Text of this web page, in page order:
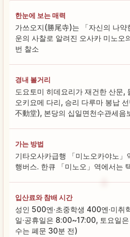
한눈에 보는 매력
가쓰오지(勝尾寺)는 「자신의 나약
운의 사찰로 알려진 오사카 미노오
번 찰소
경내 볼거리
도요토미 히데요리가 재건한 산문,
오키요메 다리, 승리 다루마 봉납
不動堂), 본당의 십일면천수관세음
가는 방법
기타오사카급행 「미노오카야노」
행버스. 한큐 「미노오」역에서는
입산료와 참배 시간
성인 500엔·초중학생 400엔·미취
일·공휴일은 8:00~17:00, 토요일
수는 폐문 30분 전)